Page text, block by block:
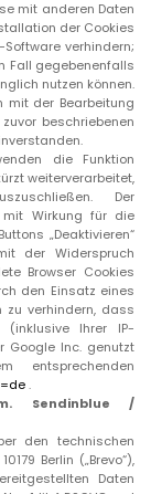
mit anderen Daten
der Cookies
verhindern;
Fall gegebenenfalls
nutzen können.
mit der Bearbeitung
beschriebenen
die Funktion
weiterverarbeitet,
Der
mit Wirkung für die
„Deaktivieren“
der Widerspruch
Browser Cookies
den Einsatz eines
zu verhindern, dass
(inklusive Ihrer IP-
Google Inc. genutzt
.
Sendinblue /
den technischen
Berlin („Brevo“),
Daten